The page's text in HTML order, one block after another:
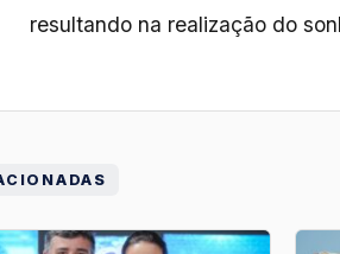
resultando na realização do